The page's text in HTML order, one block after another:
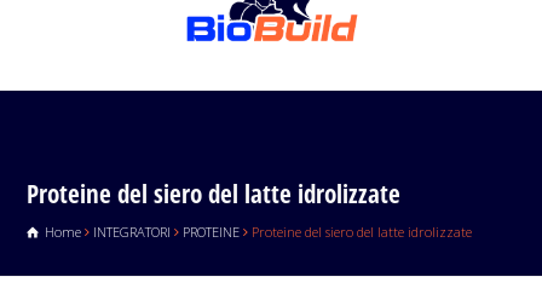
Proteine del siero del latte idrolizzate
Home INTEGRATORI PROTEINE Proteine del siero del latte idrolizzate